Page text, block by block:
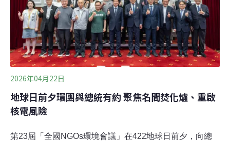
2026年04月22日
地球日前夕環團與總統有約 聚焦名間焚化爐、重啟
核電風險
第23屆「全國NGOs環境會議」在422地球日前夕，向總